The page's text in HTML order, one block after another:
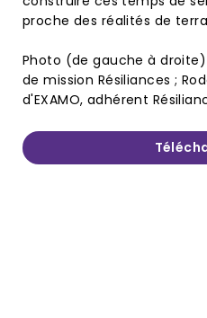
proche des réalités de
Photo (de gauche à droite)
de mission Résiliances ;
d'EXAMO, adhérent